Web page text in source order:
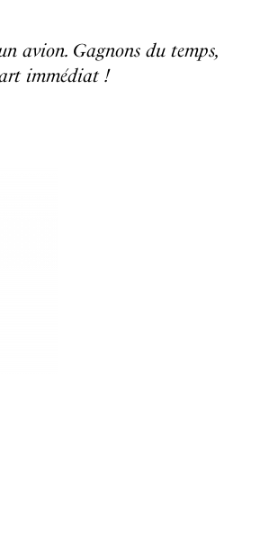
avion. Gagnons du temps,
immédiat !